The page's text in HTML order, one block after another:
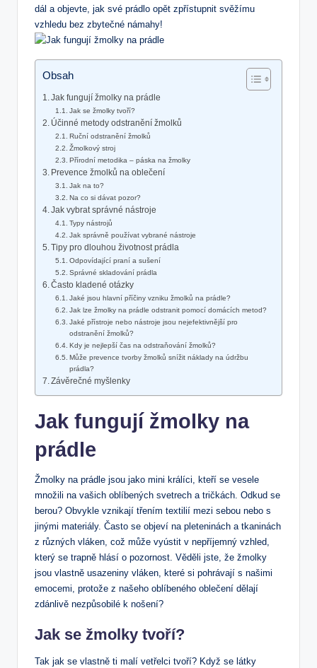
dál a objevte, jak své prádlo opět zpřístupnit ‍svěžímu
vzhledu ‌bez zbytečné námahy!
Obsah
Jak fungují žmolky na prádle
Jak​ se žmolky tvoří?
Účinné metody odstranění žmolků
Ruční odstranění žmolků
Žmolkový stroj
Přírodní ⁤metodika – páska na žmolky
Prevence žmolků na oblečení
Jak ⁤na to?
Na⁤ co si dávat pozor?
Jak vybrat správné nástroje
Typy nástrojů
Jak správně používat vybrané nástroje
Tipy pro dlouhou životnost prádla
Odpovídající ⁢praní‍ a⁤ sušení
Správné skladování⁤ prádla
Často kladené otázky
Jaké jsou ⁣hlavní příčiny ⁤vzniku žmolků na prádle?
Jak lze‍ žmolky na prádle odstranit pomocí domácích metod?
Jaké přístroje nebo nástroje jsou nejefektivnější pro‌
odstranění žmolků?
Kdy je nejlepší čas na odstraňování žmolků?
Může prevence tvorby žmolků snížit náklady na​ údržbu
prádla?
Závěrečné‌ myšlenky
Jak fungují žmolky na
prádle
Žmolky ⁢na prádle jsou jako mini králíci, kteří se⁢ vesele
množili na⁢ vašich oblíbených svetrech a tričkách. Odkud se
berou? Obvykle vznikají třením textilií mezi sebou nebo s
jinými ⁢materiály. Často se objeví na pleteninách a tkaninách
z různých vláken, ⁣což může vyústit v nepříjemný vzhled,
který se ⁢trapně hlásí o pozornost. Věděli jste, že žmolky
jsou ⁢vlastně usazeniny vláken, které si pohrávají ⁣s ‍našimi
emocemi, protože z našeho oblíbeného oblečení dělají
zdánlivě⁤ nezpůsobilé⁣ k nošení?
Jak​ se žmolky tvoří?
Tak jak se vlastně ti malí vetřelci tvoří? Když se látky